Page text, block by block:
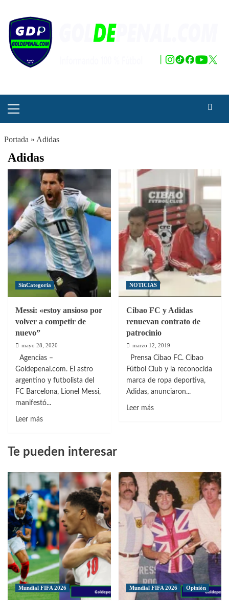
contenido
principal
Portada » Adidas
Adidas
SinCategoria
Messi: «estoy ansioso por
volver a competir de
nuevo”
mayo 28, 2020
Agencias –
Goldepenal.com. El astro
argentino y futbolista del
FC Barcelona, Lionel Messi,
manifestó...
Leer másLeer
Messi:
ansioso
por
volver
a
competir
de
nuevo”
NOTICIAS
Cibao FC y Adidas
renuevan contrato de
patrocinio
marzo 12, 2019
Prensa Cibao FC. Cibao
Fútbol Club y la reconocida
marca de ropa deportiva,
Adidas, anunciaron...
Leer másLeer
Adidas
renuevan
contrato
de
patrocinio
Te pueden interesar
Mundial FIFA 2026 Mundial FIFA 2026 Opinión